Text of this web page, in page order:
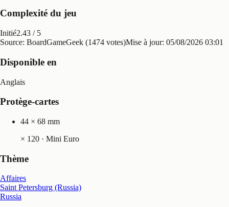
Complexité du jeu
Initié2.43 / 5
Source: BoardGameGeek (1474 votes)Mise à jour: 05/08/2026 03:01
Disponible en
Anglais
Protège-cartes
44 × 68 mm
× 120 · Mini Euro
Thème
Affaires
Saint Petersburg (Russia)
Russia